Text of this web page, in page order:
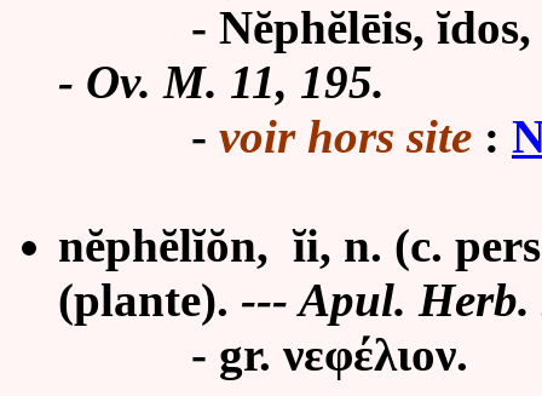
- Nĕphĕlēis, ĭdos, f.
- Ov. M. 11, 195.
- voir hors site :
nĕphĕlĭŏn, ĭi, n. (c.
(plante). --- Apul. Herb.
- gr. νεφέλιον.